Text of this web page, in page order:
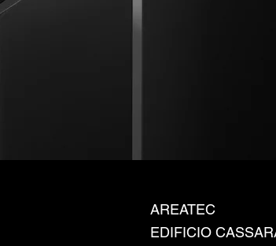
AREATEC
EDIFICIO